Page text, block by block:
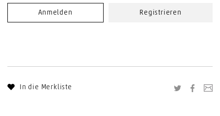
Anmelden Registrieren
In die Merkliste Twitter